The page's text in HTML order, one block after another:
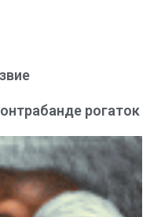
рогаток